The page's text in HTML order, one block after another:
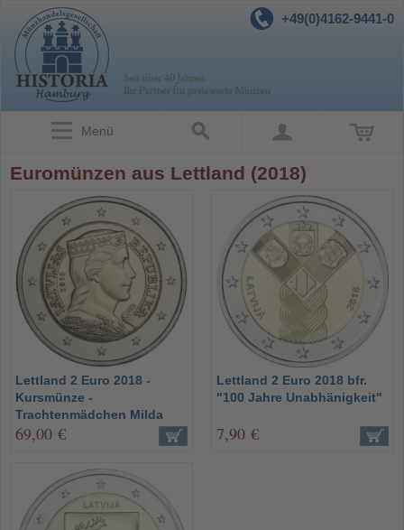
+49(0)4162-9441-0
Menü
Euromünzen aus Lettland (2018)
Lettland 2 Euro 2018 -
Kursmünze -
Trachtenmädchen Milda
69,00 €
Lettland 2 Euro 2018 bfr.
"100 Jahre Unabhänigkeit"
7,90 €